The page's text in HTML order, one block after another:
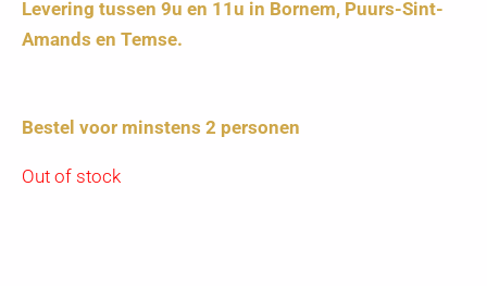
Levering tussen 9u en 11u in Bornem, Puurs-Sint-
Amands en Temse.
Bestel voor minstens 2 personen
Out of stock